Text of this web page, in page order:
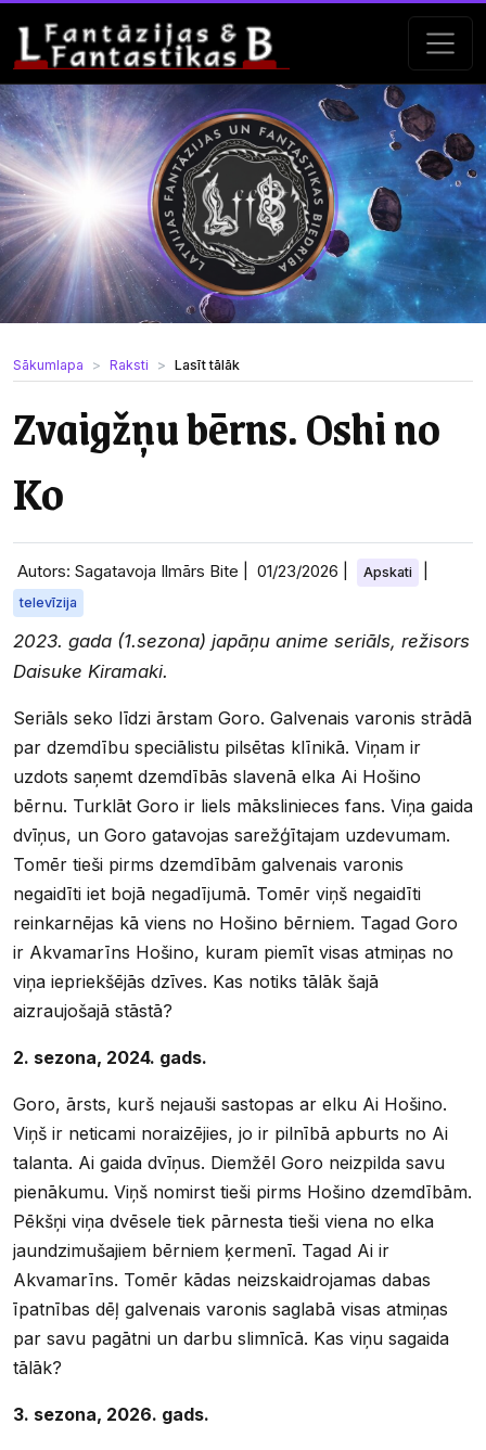
Sākumlapa Raksti Lasīt tālāk
Zvaigžņu bērns. Oshi no
Ko
Autors: Sagatavoja Ilmārs Bite | 01/23/2026 Apskati
televīzija
2023. gada (1.sezona) japāņu anime seriāls, režisors
Daisuke Kiramaki.
Seriāls seko līdzi ārstam Goro. Galvenais varonis strādā
par dzemdību speciālistu pilsētas klīnikā. Viņam ir
uzdots saņemt dzemdībās slavenā elka Ai Hošino
bērnu. Turklāt Goro ir liels mākslinieces fans. Viņa gaida
dvīņus, un Goro gatavojas sarežģītajam uzdevumam.
Tomēr tieši pirms dzemdībām galvenais varonis
negaidīti iet bojā negadījumā. Tomēr viņš negaidīti
reinkarnējas kā viens no Hošino bērniem. Tagad Goro
ir Akvamarīns Hošino, kuram piemīt visas atmiņas no
viņa iepriekšējās dzīves. Kas notiks tālāk šajā
aizraujošajā stāstā?
2. sezona, 2024. gads.
Goro, ārsts, kurš nejauši sastopas ar elku Ai Hošino.
Viņš ir neticami noraizējies, jo ir pilnībā apburts no Ai
talanta. Ai gaida dvīņus. Diemžēl Goro neizpilda savu
pienākumu. Viņš nomirst tieši pirms Hošino dzemdībām.
Pēkšņi viņa dvēsele tiek pārnesta tieši viena no elka
jaundzimušajiem bērniem ķermenī. Tagad Ai ir
Akvamarīns. Tomēr kādas neizskaidrojamas dabas
īpatnības dēļ galvenais varonis saglabā visas atmiņas
par savu pagātni un darbu slimnīcā. Kas viņu sagaida
tālāk?
3. sezona, 2026. gads.